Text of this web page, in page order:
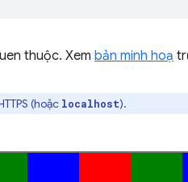
thuộc. Xem bản minh hoạ
(hoặc localhost).